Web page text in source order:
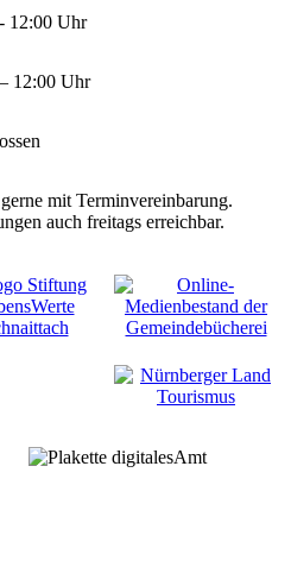
12:00 Uhr
12:00 Uhr
mit Terminvereinbarung.
auch freitags erreichbar.